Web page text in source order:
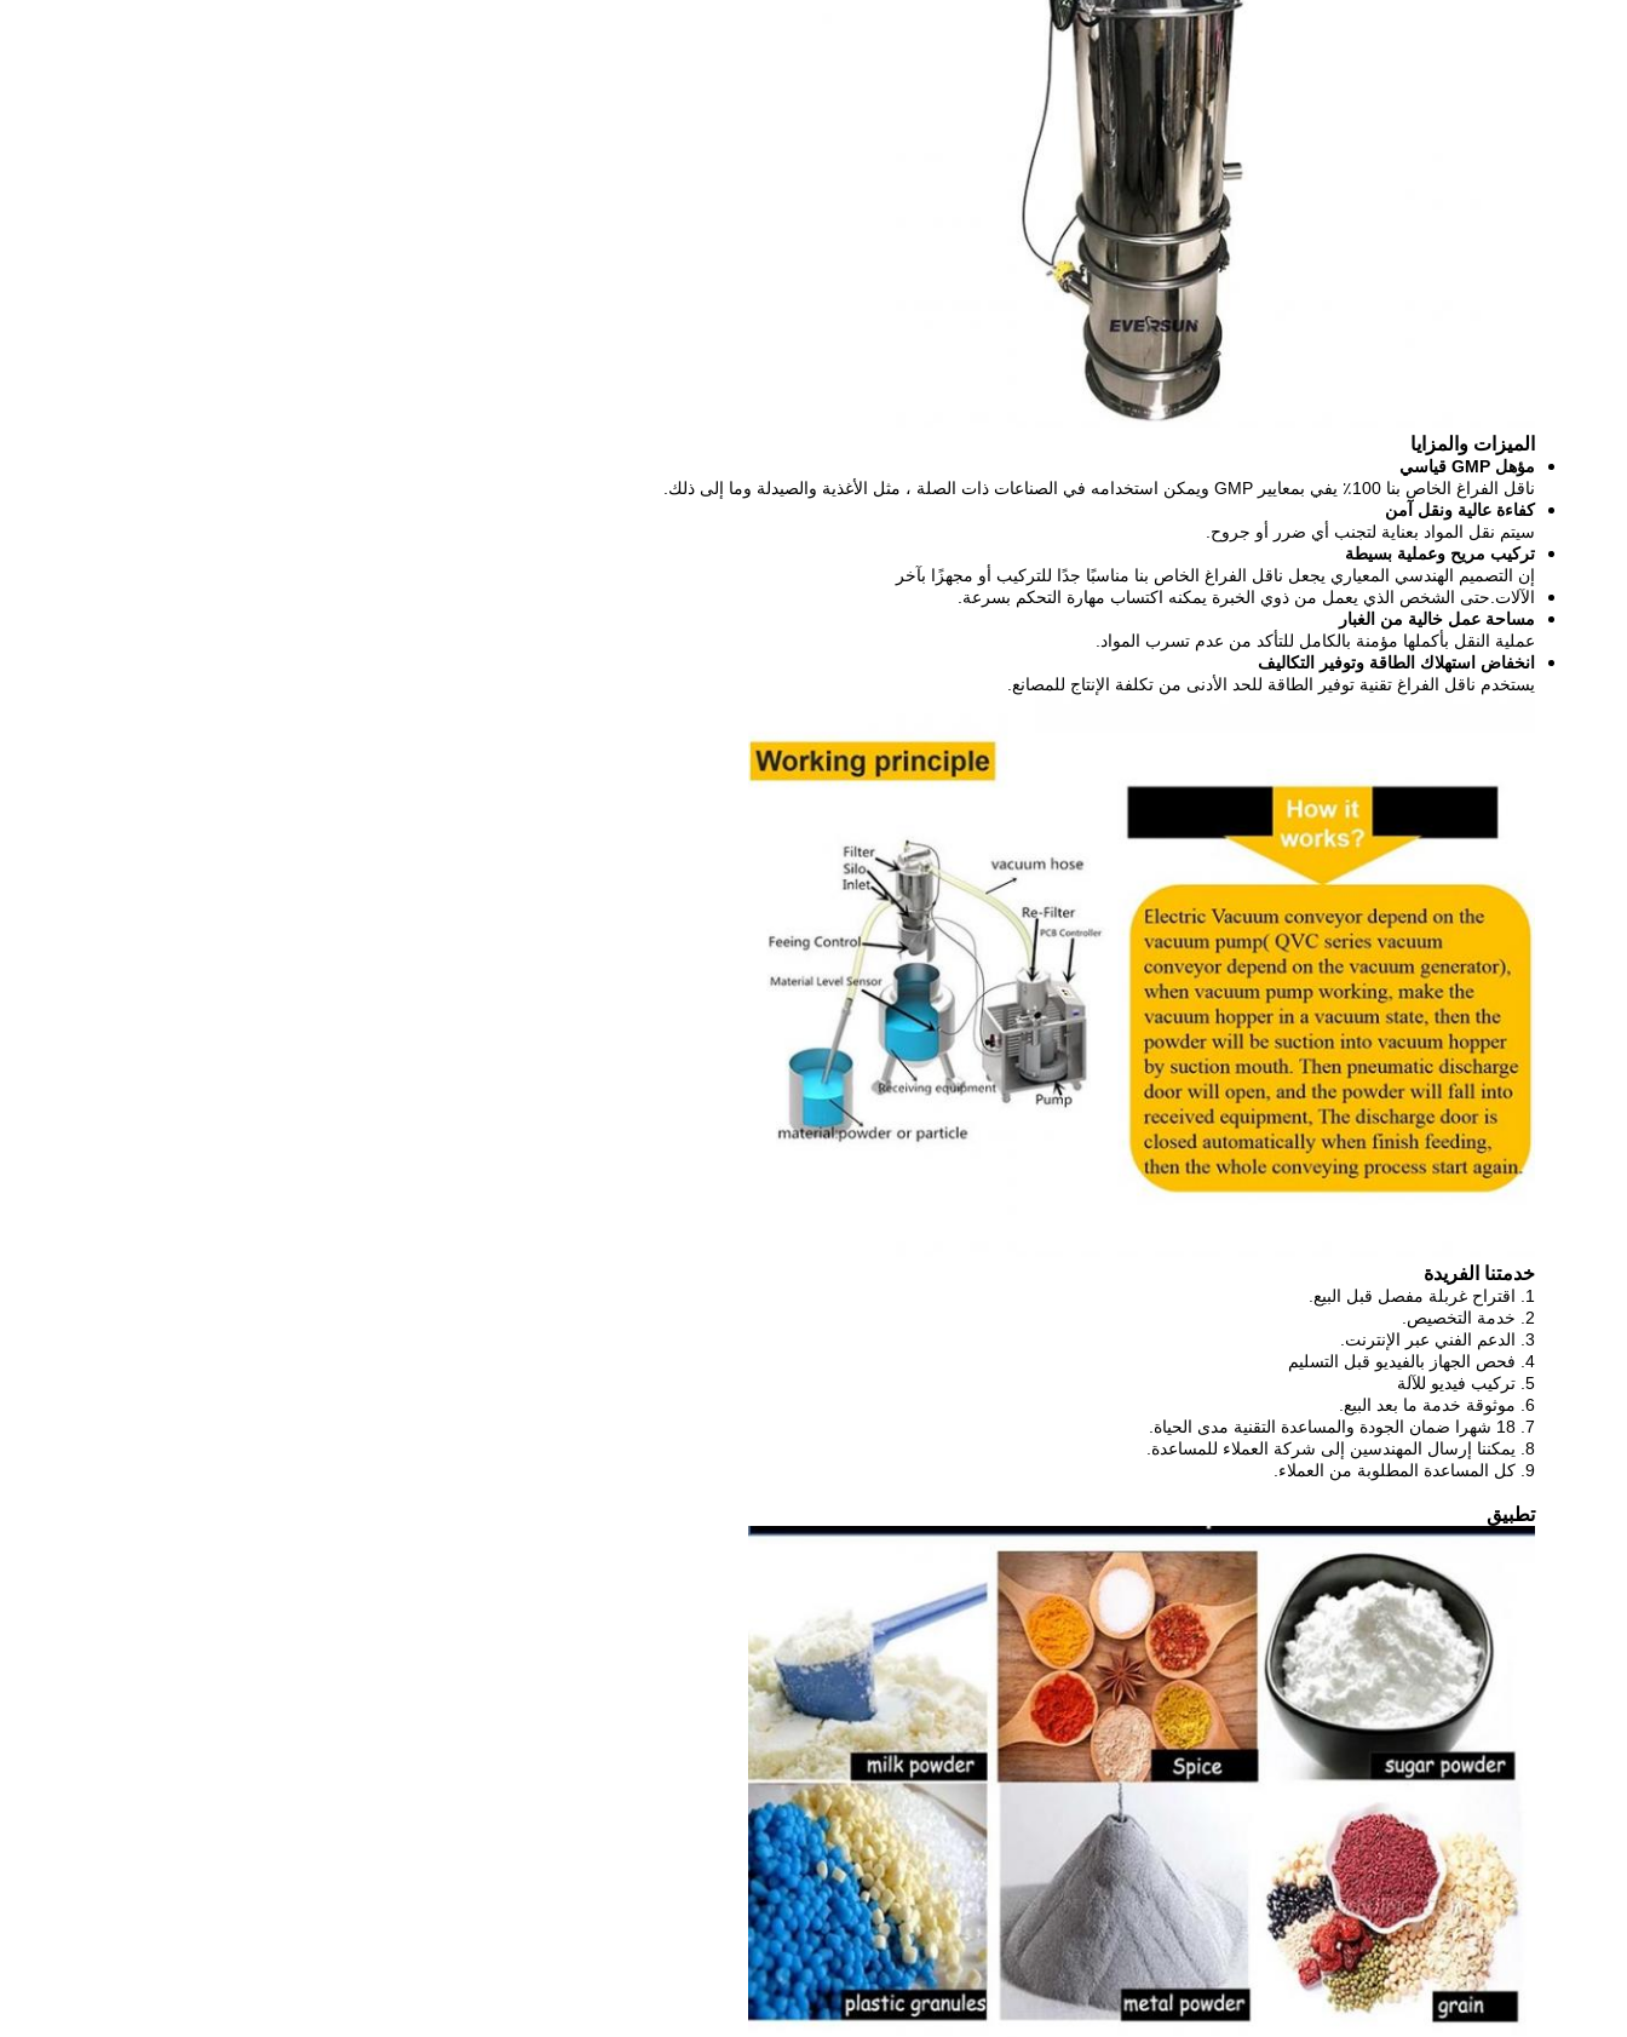
الميزات والمزايا
مؤهل GMP قياسي
ناقل الفراغ الخاص بنا 100٪ يفي بمعايير GMP ويمكن استخدامه في الصناعات ذات الصلة ، مثل الأغذية والصيدلة وما إلى ذلك.
كفاءة عالية ونقل آمن
سيتم نقل المواد بعناية لتجنب أي ضرر أو جروح.
تركيب مريح وعملية بسيطة
إن التصميم الهندسي المعياري يجعل ناقل الفراغ الخاص بنا مناسبًا جدًا للتركيب أو مجهزًا بآخر
الآلات.حتى الشخص الذي يعمل من ذوي الخبرة يمكنه اكتساب مهارة التحكم بسرعة.
مساحة عمل خالية من الغبار
عملية النقل بأكملها مؤمنة بالكامل للتأكد من عدم تسرب المواد.
انخفاض استهلاك الطاقة وتوفير التكاليف
يستخدم ناقل الفراغ تقنية توفير الطاقة للحد الأدنى من تكلفة الإنتاج للمصانع.
خدمتنا الفريدة
1. اقتراح غربلة مفصل قبل البيع.
2. خدمة التخصيص.
3. الدعم الفني عبر الإنترنت.
4. فحص الجهاز بالفيديو قبل التسليم
5. تركيب فيديو للآلة
6. موثوقة خدمة ما بعد البيع.
7. 18 شهرا ضمان الجودة والمساعدة التقنية مدى الحياة.
8. يمكننا إرسال المهندسين إلى شركة العملاء للمساعدة.
9. كل المساعدة المطلوبة من العملاء.
تطبيق